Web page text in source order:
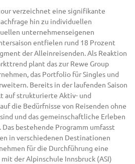
verzeichnet eine signifikante
hin zu individuellen
unternehmenseigenen
entfielen rund 18 Prozent
der Alleinreisenden. Als Reaktion
plant das zur Rewe Group
das Portfolio für Singles und
Bereits in der laufenden Saison
auf strukturierte Aktiv- und
die Bedürfnisse von Reisenden ohne
und das gemeinschaftliche Erleben
bestehende Programm umfasst
in verschiedenen Destinationen
für die Durchführung eine
der Alpinschule Innsbruck (ASI)